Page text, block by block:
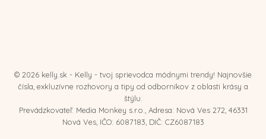
© 2026 kelly.sk - Kelly - tvoj sprievodca módnymi trendy! Najnovšie
čísla, exkluzívne rozhovory a tipy od odborníkov z oblasti krásy a
štýlu.
Prevádzkovateľ: Media Monkey s.r.o., Adresa: Nová Ves 272, 46331
Nová Ves, IČO: 6087183, DIČ: CZ6087183